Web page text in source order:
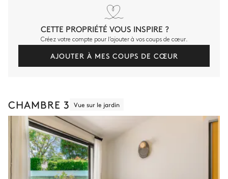
CETTE PROPRIÉTÉ VOUS INSPIRE ?
Créez votre compte pour l’ajouter à vos coups de cœur.
AJOUTER À MES COUPS DE CŒUR
CHAMBRE 3 Vue sur le jardin